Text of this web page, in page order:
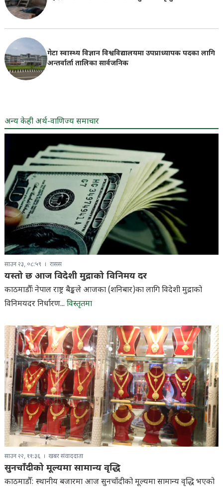
गेटा स्वास्थ्य विज्ञान विश्वविद्यालयमा उपप्राध्यापक पदका लागि
अन्तर्वार्ता तालिका सार्वजनिक
अन्य केही अर्थ-वाणिज्य समाचार
साउन २३, ०८:५९ रासस
यस्तो छ आज विदेशी मुद्राको विनिमय दर
काठमाडौँः नेपाल राष्ट्र बैङ्कले आजका (शनिबार)का लागि विदेशी मुद्राको
विनिमयदर निर्धारण... विस्तृतमा
साउन २२, ११:३६ खबर संवाददाता
सुनचाँदीको मूल्यमा सामान्य वृद्धि
काठमाडौँ: स्थानीय बजारमा आज सुनचाँदीको मूल्यमा सामान्य वृद्धि भएको